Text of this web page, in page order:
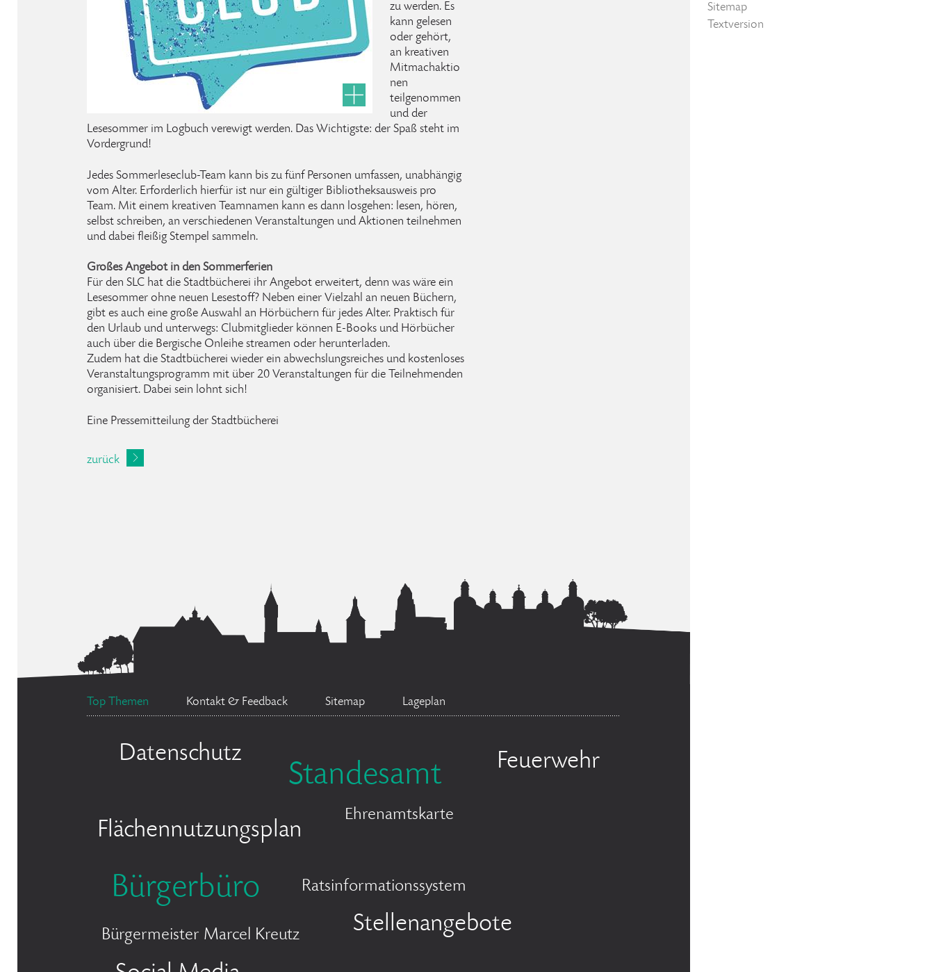
zu werden. Es
kann gelesen
oder gehört,
an kreativen
Mitmachaktio
nen
teilgenommen
und der
Lesesommer im Logbuch verewigt werden. Das Wichtigste: der Spaß steht im
Vordergrund!
Jedes Sommerleseclub-Team kann bis zu fünf Personen umfassen, unabhängig
vom Alter. Erforderlich hierfür ist nur ein gültiger Bibliotheksausweis pro
Team. Mit einem kreativen Teamnamen kann es dann losgehen: lesen, hören,
selbst schreiben, an verschiedenen Veranstaltungen und Aktionen teilnehmen
und dabei fleißig Stempel sammeln.
Großes Angebot in den Sommerferien
Für den SLC hat die Stadtbücherei ihr Angebot erweitert, denn was wäre ein
Lesesommer ohne neuen Lesestoff? Neben einer Vielzahl an neuen Büchern,
gibt es auch eine große Auswahl an Hörbüchern für jedes Alter. Praktisch für
den Urlaub und unterwegs: Clubmitglieder können E-Books und Hörbücher
auch über die Bergische Onleihe streamen oder herunterladen.
Zudem hat die Stadtbücherei wieder ein abwechslungsreiches und kostenloses
Veranstaltungsprogramm mit über 20 Veranstaltungen für die Teilnehmenden
organisiert. Dabei sein lohnt sich!
Eine Pressemitteilung der Stadtbücherei
zurück
Top Themen Kontakt & Feedback Sitemap Lageplan
Datenschutz
Standesamt Feuerwehr
Flächennutzungsplan
Ehrenamtskarte
Bürgerbüro Ratsinformationssystem
Bürgermeister Marcel Kreutz
Stellenangebote
Sitemap
Textversion